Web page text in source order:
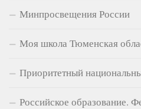
Минпросвещения России
Моя школа Тюменская
Приоритетный
Российское образование.